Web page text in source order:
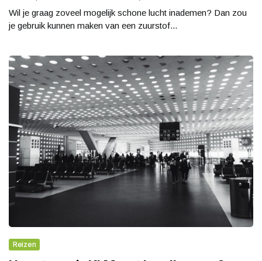
Wil je graag zoveel mogelijk schone lucht inademen? Dan zou
je gebruik kunnen maken van een zuurstof...
Reizen